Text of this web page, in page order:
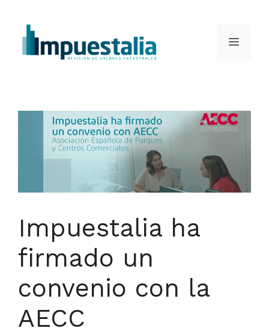
Saltar
contenido
Menú
Impuestalia ha
firmado un
convenio con la
AECC